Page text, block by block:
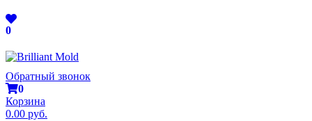
0
Обратный звонок
0
Корзина
0.00 руб.